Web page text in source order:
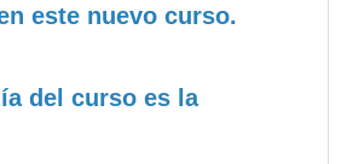
este nuevo curso.
del curso es la